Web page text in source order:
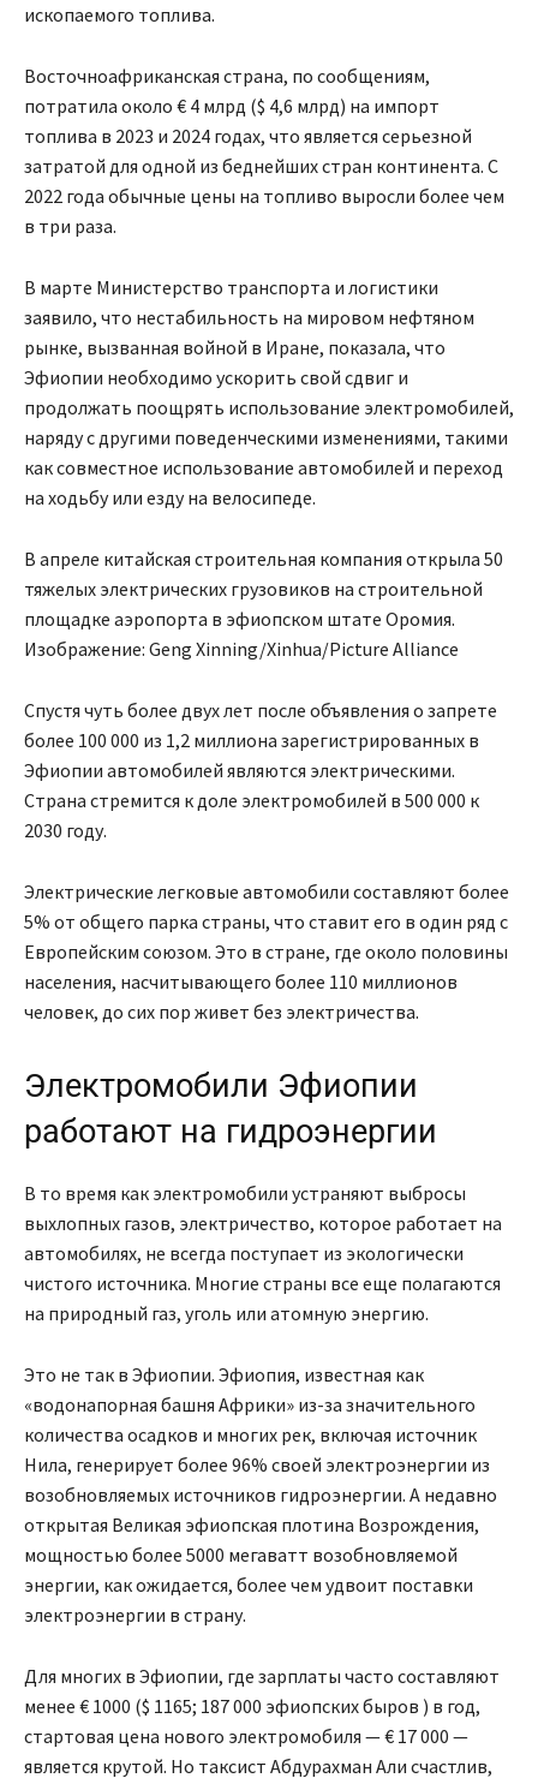
ископаемого топлива.
Восточноафриканская страна, по сообщениям,
потратила около € 4 млрд ($ 4,6 млрд) на импорт
топлива в 2023 и 2024 годах, что является серьезной
затратой для одной из беднейших стран континента. С
2022 года обычные цены на топливо выросли более чем
в три раза.
В марте Министерство транспорта и логистики
заявило, что нестабильность на мировом нефтяном
рынке, вызванная войной в Иране, показала, что
Эфиопии необходимо ускорить свой сдвиг и
продолжать поощрять использование электромобилей,
наряду с другими поведенческими изменениями, такими
как совместное использование автомобилей и переход
на ходьбу или езду на велосипеде.
В апреле китайская строительная компания открыла 50
тяжелых электрических грузовиков на строительной
площадке аэропорта в эфиопском штате Оромия.
Изображение: Geng Xinning/Xinhua/Picture Alliance
Спустя чуть более двух лет после объявления о запрете
более 100 000 из 1,2 миллиона зарегистрированных в
Эфиопии автомобилей являются электрическими.
Страна стремится к доле электромобилей в 500 000 к
2030 году.
Электрические легковые автомобили составляют более
5% от общего парка страны, что ставит его в один ряд с
Европейским союзом. Это в стране, где около половины
населения, насчитывающего более 110 миллионов
человек, до сих пор живет без электричества.
Электромобили Эфиопии
работают на гидроэнергии
В то время как электромобили устраняют выбросы
выхлопных газов, электричество, которое работает на
автомобилях, не всегда поступает из экологически
чистого источника. Многие страны все еще полагаются
на природный газ, уголь или атомную энергию.
Это не так в Эфиопии. Эфиопия, известная как
«водонапорная башня Африки» из-за значительного
количества осадков и многих рек, включая источник
Нила, генерирует более 96% своей электроэнергии из
возобновляемых источников гидроэнергии. А недавно
открытая Великая эфиопская плотина Возрождения,
мощностью более 5000 мегаватт возобновляемой
энергии, как ожидается, более чем удвоит поставки
электроэнергии в страну.
Для многих в Эфиопии, где зарплаты часто составляют
менее € 1000 ($ 1165; 187 000 эфиопских быров ) в год,
стартовая цена нового электромобиля — € 17 000 —
является крутой. Но таксист Абдурахман Али счастлив,